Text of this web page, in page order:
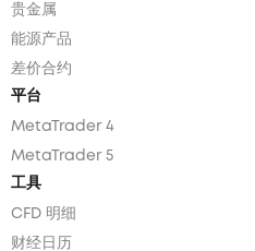
贵金属
能源产品
差价合约
平台
MetaTrader 4
MetaTrader 5
工具
CFD 明细
财经日历